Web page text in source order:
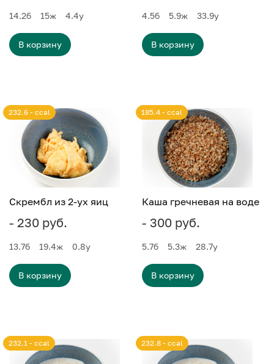
14.2б 15ж 4.4у
В корзину
4.5б 5.9ж 33.9у
В корзину
Скрембл из 2-ух яиц
- 230 руб.
232.6 - ccal
13.7б 19.4ж 0.8у
В корзину
Каша гречневая на воде
- 300 руб.
185.4 - ccal
5.7б 5.3ж 28.7у
В корзину
232.1 - ccal 232.8 - ccal